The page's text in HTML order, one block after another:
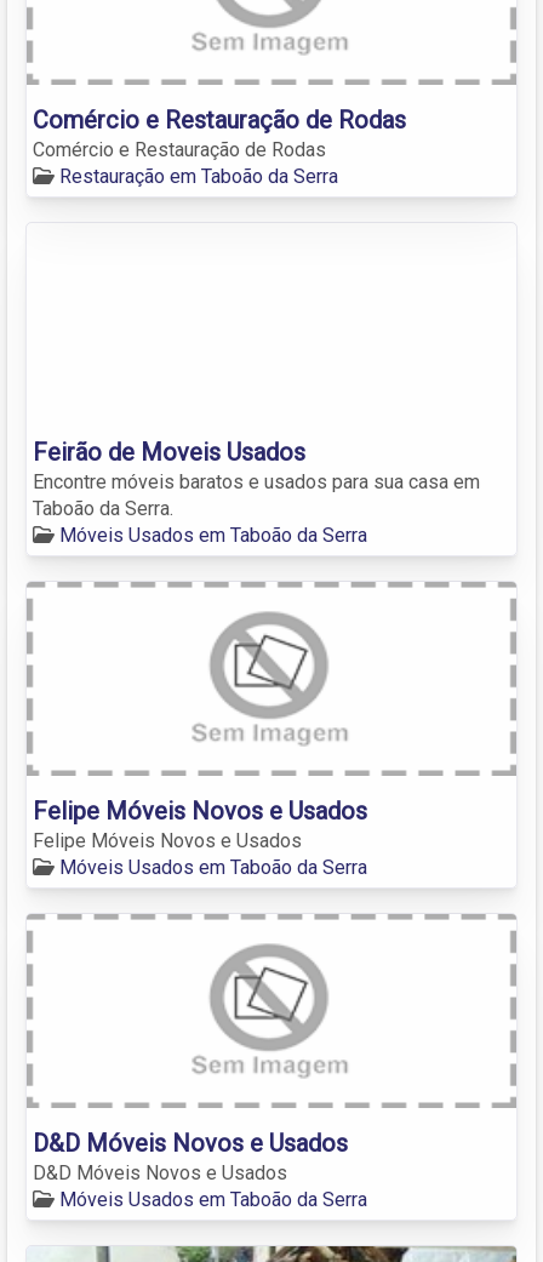
Comércio e Restauração de Rodas
Comércio e Restauração de Rodas
Restauração em Taboão da Serra
Feirão de Moveis Usados
Encontre móveis baratos e usados para sua casa em
Taboão da Serra.
Móveis Usados em Taboão da Serra
Felipe Móveis Novos e Usados
Felipe Móveis Novos e Usados
Móveis Usados em Taboão da Serra
D&D Móveis Novos e Usados
D&D Móveis Novos e Usados
Móveis Usados em Taboão da Serra